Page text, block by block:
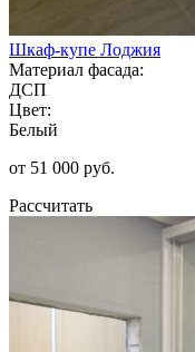
Шкаф-купе Лоджия
Материал фасада:
ДСП
Цвет:
Белый
от 51 000 руб.
Рассчитать